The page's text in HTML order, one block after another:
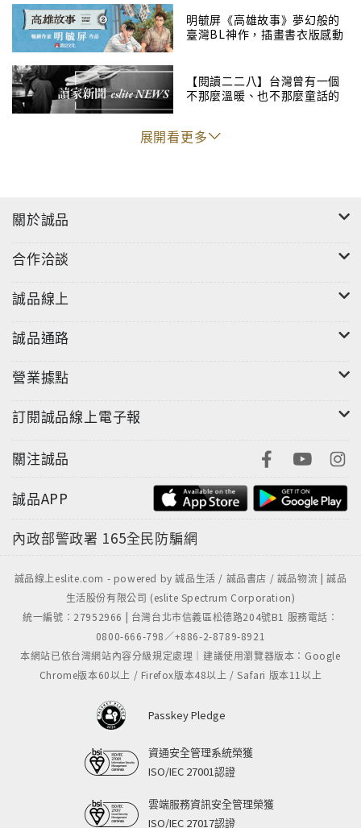
「欲行--ê，是啥物款ê路？」
明毓屏《高雄故事》夢幻般的
臺灣BL神作，插畫書衣版感動
【閱讀二二八】台灣曾有一個
不那麼溫暖、也不那麼童話的
展開看更多
關於誠品
合作洽談
誠品線上
誠品通路
營業據點
訂閱誠品線上電子報
關注誠品
誠品APP
內政部警政署 165全民防騙網
誠品線上eslite.com - powered by 誠品生活 / 誠品書店 / 誠品物流 | 誠品
生活股份有限公司 (eslite Spectrum Corporation)
統一編號：27952966 | 台灣台北市信義區松德路204號B1 服務電話：
0800-666-798／+886-2-8789-8921
本網站已依台灣網站內容分級規定處理｜建議使用瀏覽器版本：Google
Chrome版本60以上 / Firefox版本48以上 / Safari 版本11以上
Passkey Pledge
資通安全管理系統榮獲
ISO/IEC 27001認證
雲端服務資訊安全管理榮獲
ISO/IEC 27017認證